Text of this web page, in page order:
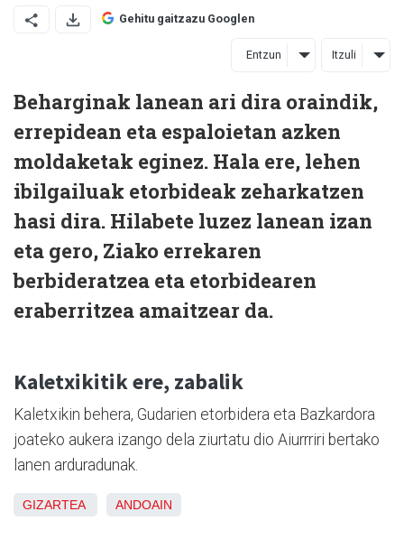
Gehitu gaitzazu Googlen
Entzun Itzuli
Beharginak lanean ari dira oraindik,
errepidean eta espaloietan azken
moldaketak eginez. Hala ere, lehen
ibilgailuak etorbideak zeharkatzen
hasi dira. Hilabete luzez lanean izan
eta gero, Ziako errekaren
berbideratzea eta etorbidearen
eraberritzea amaitzear da.
Kaletxikitik ere, zabalik
Kaletxikin behera, Gudarien etorbidera eta Bazkardora
joateko aukera izango dela ziurtatu dio Aiurrriri bertako
lanen arduradunak.
GIZARTEA ANDOAIN